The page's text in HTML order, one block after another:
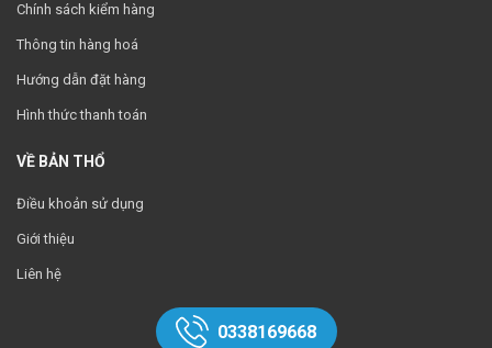
Chính sách kiểm hàng
Thông tin hàng hoá
Hướng dẫn đặt hàng
Hình thức thanh toán
VỀ BẢN THỔ
Điều khoản sử dụng
Giới thiệu
Liên hệ
0338169668